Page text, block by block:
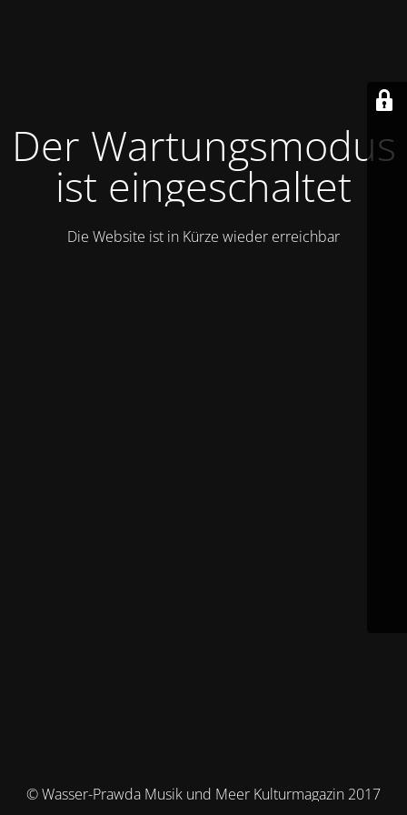
Der Wartungsmodus
ist eingeschaltet
Die Website ist in Kürze wieder erreichbar
© Wasser-Prawda Musik und Meer Kulturmagazin 2017